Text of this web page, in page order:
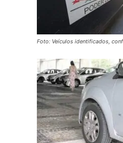
Foto: Veículos identificados,